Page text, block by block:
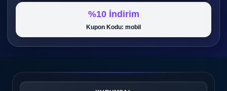
%10 İndirim
Kupon Kodu: mobil